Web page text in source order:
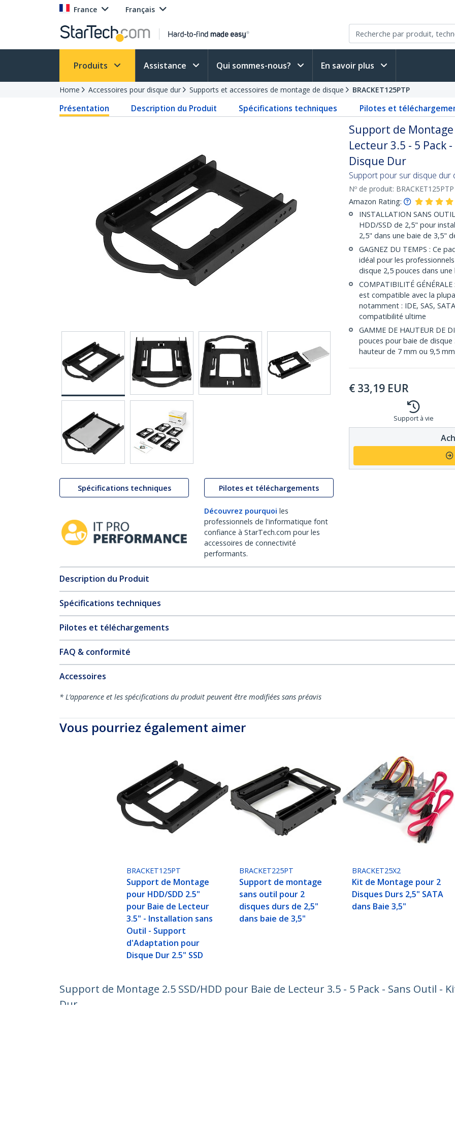
France Français
Produits Assistance Qui sommes-nous? En savoir plus
Home Accessoires pour disque dur Supports et accessoires de montage de disque BRACKET125PTP
Présentation Description du Produit Spécifications techniques Pilotes et
Spécifications techniques Pilotes et téléchargements
Découvrez pourquoi les
professionnels de l'informatique font
confiance à StarTech.com pour les
accessoires de connectivité
performants.
Support de Montage
Lecteur 3.5 - 5 Pack
Disque Dur
Support pour sur disque
Nº de produit: BRACKET125PTP
Amazon Rating:
INSTALLATION SANS
HDD/SSD de 2,5" pour
2,5" dans une baie de 3,5"
GAGNEZ DU TEMPS : Ce
idéal pour les
disque 2,5 pouces dans une
COMPATIBILITÉ
est compatible avec la
notamment : IDE, SAS,
compatibilité ultime
GAMME DE HAUTEUR DE
pouces pour baie de
hauteur de 7 mm ou 9,5 mm
€ 33,19 EUR
Support à vie
Description du Produit
Spécifications techniques
Pilotes et téléchargements
FAQ & conformité
Accessoires
* L’apparence et les spécifications du produit peuvent être modifiées sans préavis
Vous pourriez également aimer
BRACKET125PT
Support de Montage
pour HDD/SDD 2.5"
pour Baie de Lecteur
3.5" - Installation sans
Outil - Support
d'Adaptation pour
Disque Dur 2.5" SSD
BRACKET225PT
Support de montage
sans outil pour 2
disques durs de 2,5"
dans baie de 3,5"
BRACKET25X2
Kit de Montage pour 2
Disques Durs 2,5" SATA
dans Baie 3,5"
Support de Montage 2.5 SSD/HDD pour Baie de Lecteur 3.5 - 5 Pack - Sans Outil -
Dur